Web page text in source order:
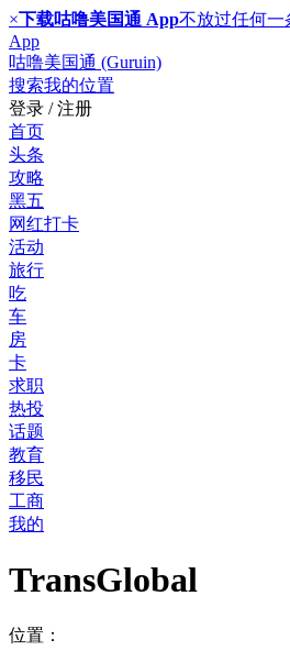
×下载咕噜美国通 App不放过任何一
App
咕噜美国通 (Guruin)
搜索我的位置
登录 / 注册
首页
头条
攻略
黑五
网红打卡
活动
旅行
吃
车
房
卡
求职
热投
话题
教育
移民
工商
我的
TransGlobal
位置：